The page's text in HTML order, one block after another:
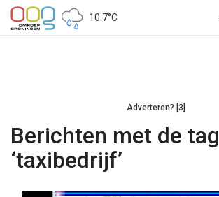
10.7°C
Adverteren? [3]
Berichten met de tag
‘taxibedrijf’